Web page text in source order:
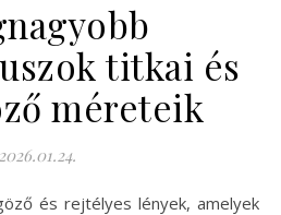
titkai és
méreteik
2026.01.24.